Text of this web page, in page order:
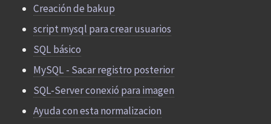
Creación de bakup
script mysql para crear usuarios
SQL básico
MySQL - Sacar registro posterior
SQL-Server conexió para imagen
Ayuda con esta normalizacion